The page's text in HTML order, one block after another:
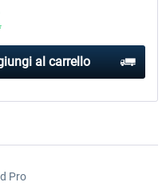
al carrello
Pro